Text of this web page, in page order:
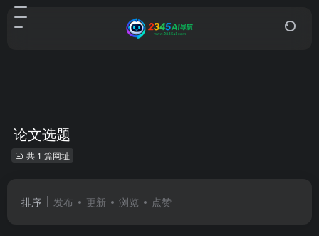
论文选题
共 1 篇网址
排序 发布 更新 浏览 点赞